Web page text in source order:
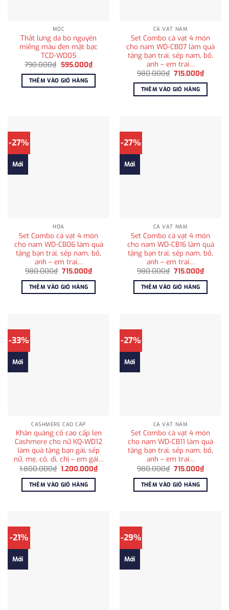
MỘC
Thắt lưng da bò nguyên
miếng màu đen mặt bạc
TCD-WD05
790.000₫ Giá
là:
790.000₫.
595.000₫Giá
tại
THÊM VÀO GIỎ HÀNG
CÀ VẠT NAM
Set Combo cà vạt 4 món
cho nam WD-CB07 làm quà
tặng bạn trai, sếp nam, bố,
anh – em trai…
980.000₫ Giá
là:
980.000₫.
715.000₫Giá
tại
THÊM VÀO GIỎ HÀNG
-27%
Mới
HỎA
Set Combo cà vạt 4 món
cho nam WD-CB06 làm quà
tặng bạn trai, sếp nam, bố,
anh – em trai…
980.000₫ Giá
là:
980.000₫.
715.000₫Giá
hiện
tại
715.000₫.
THÊM VÀO GIỎ HÀNG
-27%
Mới
CÀ VẠT NAM
Set Combo cà vạt 4 món
cho nam WD-CB16 làm quà
tặng bạn trai, sếp nam, bố,
anh – em trai…
980.000₫ Giá
là:
980.000₫.
715.000₫Giá
hiện
tại
THÊM VÀO GIỎ HÀNG
-33%
Mới
CASHMERE CAO CẤP
Khăn quàng cổ cao cấp len
Cashmere cho nữ KQ-WD12
làm quà tặng bạn gái, sếp
nữ, mẹ, cô, dì, chị – em gái…
1.800.000₫ Giá
là:
1.800.000₫.
1.200.000₫Giá
hiện
1.200.000₫.
THÊM VÀO GIỎ HÀNG
-27%
Mới
CÀ VẠT NAM
Set Combo cà vạt 4 món
cho nam WD-CB11 làm quà
tặng bạn trai, sếp nam, bố,
anh – em trai…
980.000₫ Giá
là:
980.000₫.
715.000₫Giá
hiện
tại
THÊM VÀO GIỎ HÀNG
-21%
Mới
-29%
Mới